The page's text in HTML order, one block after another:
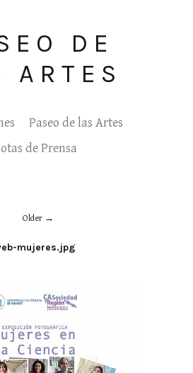
DE
ARTES
Paseo de las Artes
de Prensa
Older
mujeres.jpg